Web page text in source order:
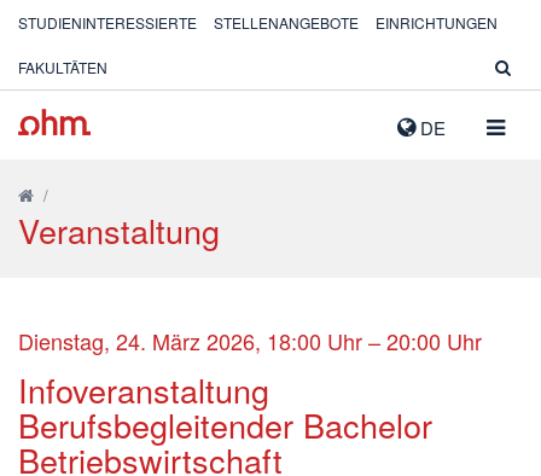
DE
STUDIENINTERESSIERTE STELLENANGEBOTE EINRICHTUNGEN
FAKULTÄTEN
/
Veranstaltung
Dienstag, 24. März 2026, 18:00 Uhr – 20:00 Uhr
Infoveranstaltung
Berufsbegleitender Bachelor
Betriebswirtschaft